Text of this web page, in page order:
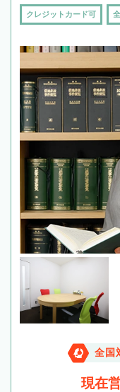
クレジットカード可
全国
現在